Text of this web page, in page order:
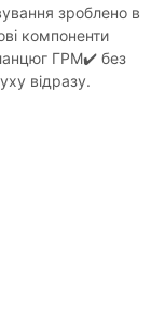
зроблено в
компоненти
ГРМ✔️ без
відразу.